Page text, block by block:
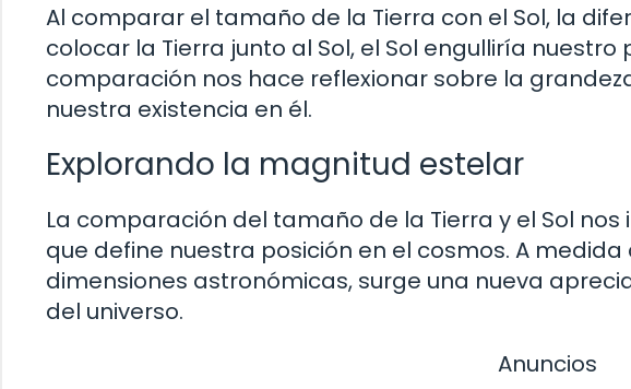
Al comparar el tamaño de la Tierra con el Sol, la
colocar la Tierra junto al Sol, el Sol engulliría
comparación nos hace reflexionar sobre la
nuestra existencia en él.
Explorando la magnitud estelar
La comparación del tamaño de la Tierra y el Sol
que define nuestra posición en el cosmos. A
dimensiones astronómicas, surge una nueva
del universo.
Anuncios